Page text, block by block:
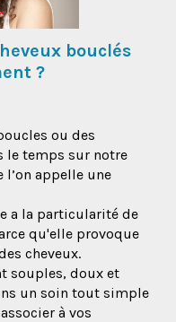
bouclés
?
ou des
le temps sur notre
appelle une
a la particularité de
qu'elle provoque
cheveux.
souples, doux et
un soin tout simple
à vos